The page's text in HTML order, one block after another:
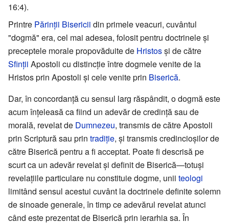
16:4).
Printre Părinţii Bisericii din primele veacuri, cuvântul
"dogmă" era, cel mai adesea, folosit pentru doctrinele şi
preceptele morale propovăduite de Hristosşi de către
Sfinţii Apostoli cu distincţie între dogmele venite de la
Hristos prin Apostoli şi cele venite prin Biserică.
Dar, în concordanţă cu sensul larg răspândit, o dogmă este
acum înţeleasă ca fiind un adevăr de credinţă sau de
morală, revelat de Dumnezeu, transmis de către Apostoli
prin Scriptură sau prin tradiţie, şi transmis credincioşilor de
către Biserică pentru a fi acceptat. Poate fi descrisă pe
scurt ca un adevăr revelat şi definit de Biserică—totuşi
revelaţiile particulare nu constituie dogme, unii teologi
limitând sensul acestui cuvânt la doctrinele definite solemn
de sinoade generale, în timp ce adevărul revelat atunci
când este prezentat de Biserică prin ierarhia sa. În